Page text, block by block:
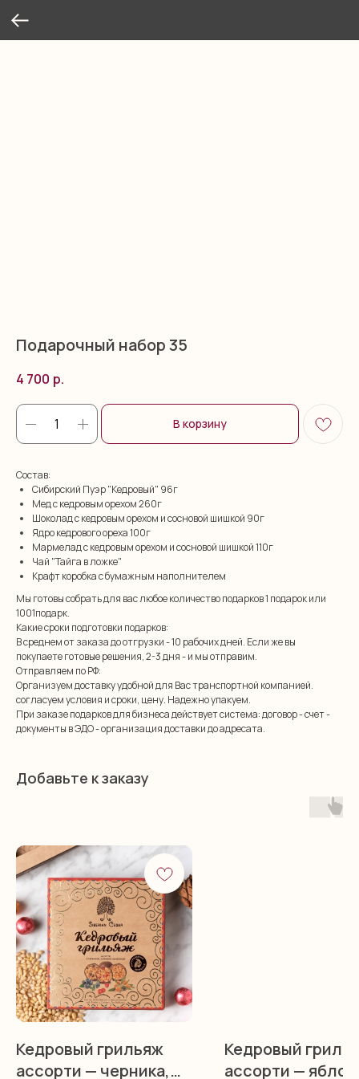
Подарочный набор 35
4 700 р.
В корзину
Состав:
Сибирский Пуэр "Кедровый" 96г
Мед с кедровым орехом 260г
Шоколад с кедровым орехом и сосновой шишкой 90г
Ядро кедрового ореха 100г
Мармелад с кедровым орехом и сосновой шишкой 110г
Чай "Тайга в ложке"
Крафт коробка с бумажным наполнителем
Мы готовы собрать для вас любое количество подарков 1 подарок или
1001подарк.
Какие сроки подготовки подарков:
В среднем от заказа до отгрузки - 10 рабочих дней. Если же вы
покупаете готовые решения, 2-3 дня - и мы отправим.
Отправляем по РФ:
Организуем доставку удобной для Вас транспортной компанией.
согласуем условия и сроки, цену. Надежно упакуем.
При заказе подарков для бизнеса действует система: договор - счет -
документы в ЭДО - организация доставки до адресата.
Добавьте к заказу
Кедровый грильяж
ассорти — черника,
Кедровый
ассорти —